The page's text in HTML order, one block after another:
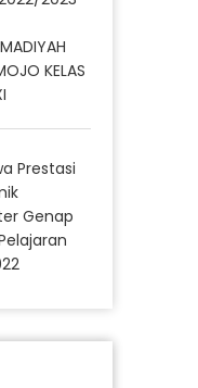
KELAS
Prestasi
Genap